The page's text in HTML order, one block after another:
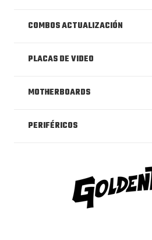
COMBOS ACTUALIZACIÓN
PLACAS DE VIDEO
MOTHERBOARDS
PERIFÉRICOS